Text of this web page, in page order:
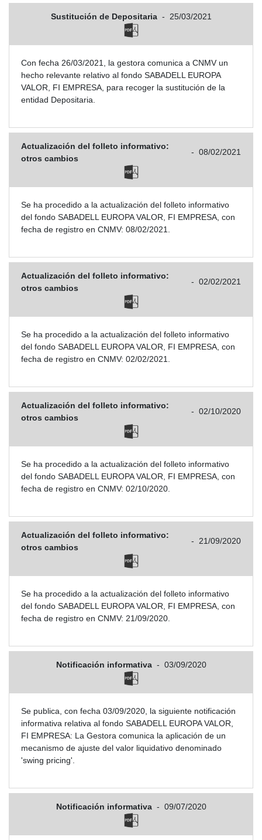
Sustitución de Depositaria - 25/03/2021
Con fecha 26/03/2021, la gestora comunica a CNMV un
hecho relevante relativo al fondo SABADELL EUROPA
VALOR, FI EMPRESA, para recoger la sustitución de la
entidad Depositaria.
Actualización del folleto informativo:
otros cambios
- 08/02/2021
Se ha procedido a la actualización del folleto informativo
del fondo SABADELL EUROPA VALOR, FI EMPRESA, con
fecha de registro en CNMV: 08/02/2021.
Actualización del folleto informativo:
otros cambios
- 02/02/2021
Se ha procedido a la actualización del folleto informativo
del fondo SABADELL EUROPA VALOR, FI EMPRESA, con
fecha de registro en CNMV: 02/02/2021.
Actualización del folleto informativo:
otros cambios
- 02/10/2020
Se ha procedido a la actualización del folleto informativo
del fondo SABADELL EUROPA VALOR, FI EMPRESA, con
fecha de registro en CNMV: 02/10/2020.
Actualización del folleto informativo:
otros cambios
- 21/09/2020
Se ha procedido a la actualización del folleto informativo
del fondo SABADELL EUROPA VALOR, FI EMPRESA, con
fecha de registro en CNMV: 21/09/2020.
Notificación informativa - 03/09/2020
Se publica, con fecha 03/09/2020, la siguiente notificación
informativa relativa al fondo SABADELL EUROPA VALOR,
FI EMPRESA: La Gestora comunica la aplicación de un
mecanismo de ajuste del valor liquidativo denominado
'swing pricing'.
Notificación informativa - 09/07/2020